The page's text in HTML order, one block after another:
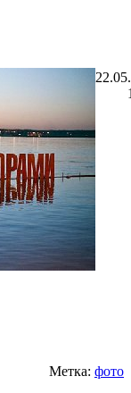
Метка: фото